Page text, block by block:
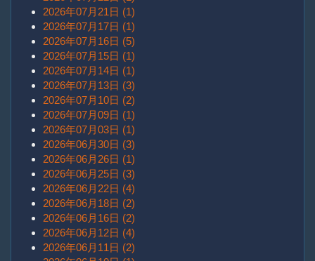
2026年07月21日 (1)
2026年07月17日 (1)
2026年07月16日 (5)
2026年07月15日 (1)
2026年07月14日 (1)
2026年07月13日 (3)
2026年07月10日 (2)
2026年07月09日 (1)
2026年07月03日 (1)
2026年06月30日 (3)
2026年06月26日 (1)
2026年06月25日 (3)
2026年06月22日 (4)
2026年06月18日 (2)
2026年06月16日 (2)
2026年06月12日 (4)
2026年06月11日 (2)